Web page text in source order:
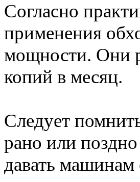
Согласно
применения
мощности. Они
копий в месяц.
Следует
рано или
давать машинам